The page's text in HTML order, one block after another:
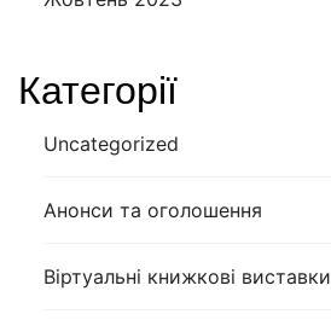
Категорії
Uncategorized
Анонси та оголошення
Віртуальні книжкові виставки